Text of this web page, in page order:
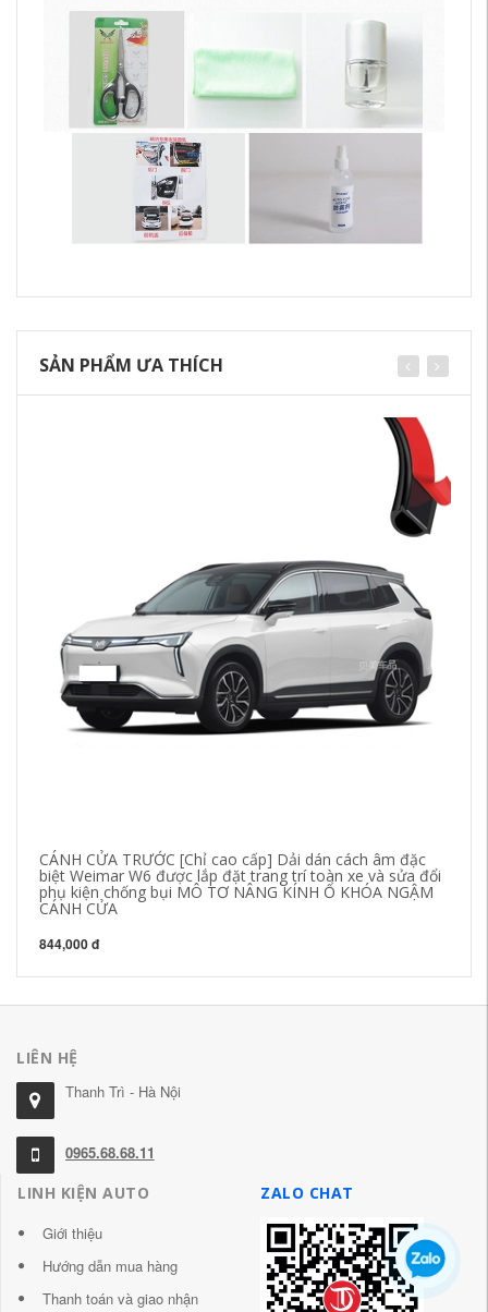
SẢN PHẨM ƯA THÍCH
CÁNH CỬA TRƯỚC [Chỉ cao cấp] Dải dán cách âm đặc
biệt Weimar W6 được lắp đặt trang trí toàn xe và sửa đổi
phụ kiện chống bụi MÔ TƠ NÂNG KÍNH Ổ KHÓA NGẬM
CÁNH CỬA
844,000 đ
LIÊN HỆ
Thanh Trì - Hà Nội
0965.68.68.11
LINH KIỆN AUTO
Giới thiệu
Hướng dẫn mua hàng
Thanh toán và giao nhận
ZALO CHAT